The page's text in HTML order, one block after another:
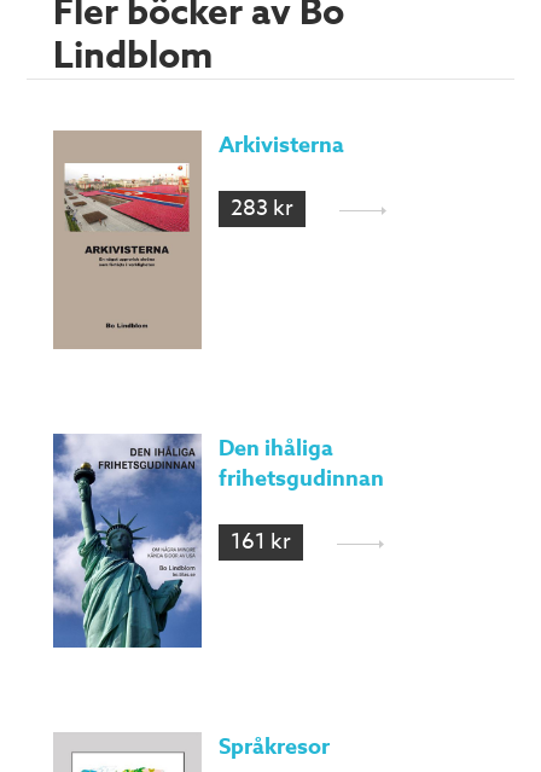
Fler böcker av Bo
Lindblom
Arkivisterna
283 kr
Den ihåliga
frihetsgudinnan
161 kr
Språkresor